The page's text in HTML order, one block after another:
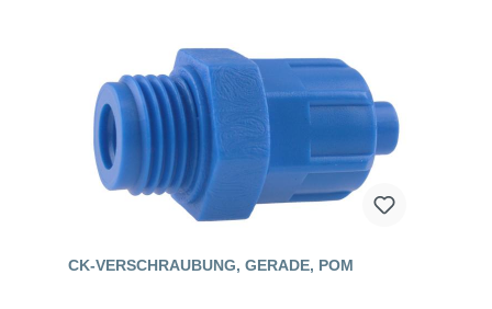
CK-VERSCHRAUBUNG, GERADE, POM